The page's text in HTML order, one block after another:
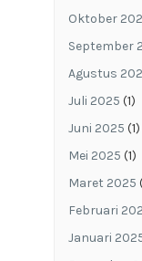
Oktober
September
Agustus
Juli 2025 (1)
Juni 2025 (1)
Mei 2025 (1)
Maret 2025
Februari
Januari